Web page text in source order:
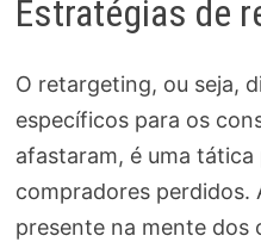
Estratégias de
O retargeting, ou seja,
específicos para os
afastaram, é uma
compradores perdidos.
presente na mente dos